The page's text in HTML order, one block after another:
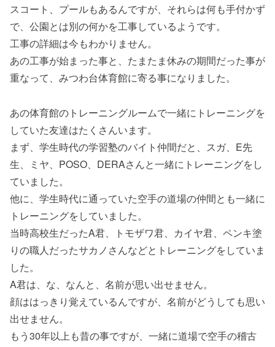
スコート、プールもあるんですが、それらは何も手付かず
で、公園とは別の何かを工事しているようです。
工事の詳細は今もわかりません。
あの工事が始まった事と、たまたま休みの期間だった事が
重なって、みつわ台体育館に寄る事になりました。
あの体育館のトレーニングルームで一緒にトレーニングを
していた友達はたくさんいます。
まず、学生時代の学習塾のバイト仲間だと、スガ、E先
生、ミヤ、POSO、DERAさんと一緒にトレーニングをし
ていました。
他に、学生時代に通っていた空手の道場の仲間とも一緒に
トレーニングをしていました。
当時高校生だったA君、トモザワ君、カイヤ君、ペンキ塗
りの職人だったサカノさんなどとトレーニングをしていま
した。
A君は、な、なんと、名前が思い出せません。
顔ははっきり覚えているんですが、名前がどうしても思い
出せません。
もう30年以上も昔の事ですが、一緒に道場で空手の稽古